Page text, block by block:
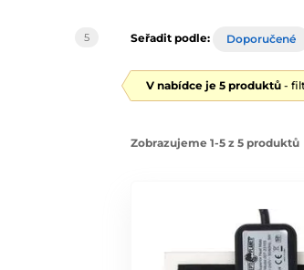
5 Seřadit podle: Doporučené
V nabídce je 5 produktů -
Zobrazujeme 1-5 z 5 produktů